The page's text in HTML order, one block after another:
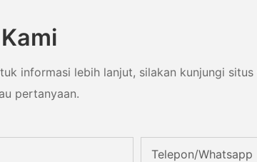
informasi lebih lanjut, silakan kunjungi
pertanyaan.
Telepon/whatsapp